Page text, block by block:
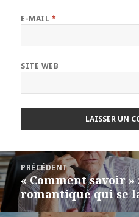
E-MAIL *
SITE WEB
Navigation
de
l’article
PRÉCÉDENT
Article
précédent :
« Comment savoir »
romantique qui se